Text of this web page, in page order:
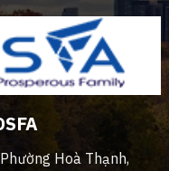
Hoà Thạnh,